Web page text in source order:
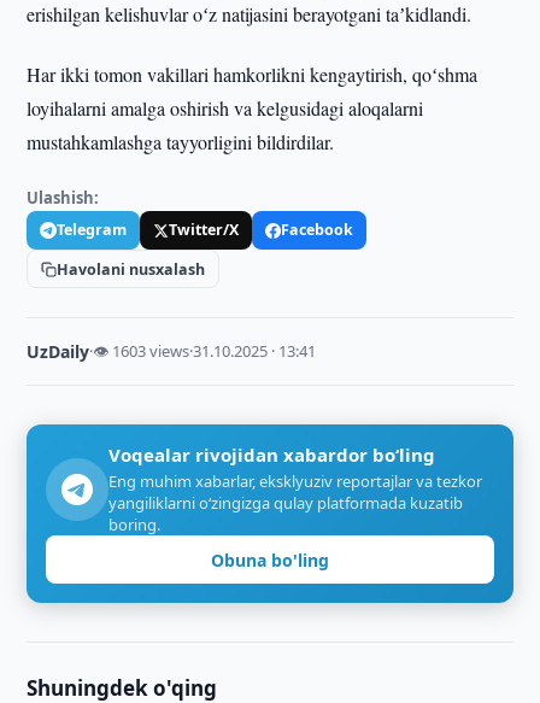
erishilgan kelishuvlar oʻz natijasini berayotgani taʼkidlandi.
Har ikki tomon vakillari hamkorlikni kengaytirish, qoʻshma
loyihalarni amalga oshirish va kelgusidagi aloqalarni
mustahkamlashga tayyorligini bildirdilar.
Ulashish:
Telegram Twitter/X
Facebook
Havolani nusxalash
UzDaily·👁 1603 views·31.10.2025 · 13:41
Voqealar rivojidan xabardor bo‘ling
Eng muhim xabarlar, eksklyuziv reportajlar va tezkor
yangiliklarni o‘zingizga qulay platformada kuzatib
boring.
Obuna bo'ling
Shuningdek o'qing